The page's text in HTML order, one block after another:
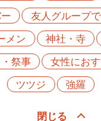
友人グループで
メン 神社・寺
祭事
女性にお
ツツジ
強羅